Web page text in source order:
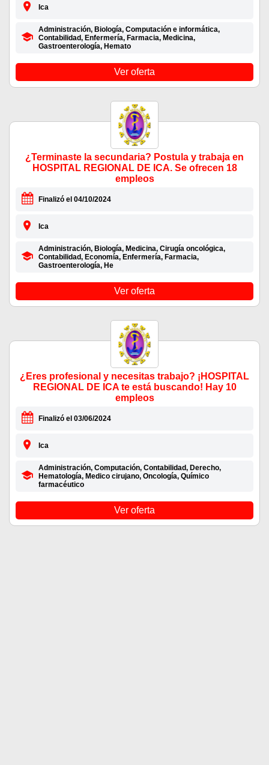
Ica
Administración, Biología, Computación e informática,
Contabilidad, Enfermería, Farmacia, Medicina,
Gastroenterología, Hemato
Ver oferta
¿Terminaste la secundaria? Postula y trabaja en
HOSPITAL REGIONAL DE ICA. Se ofrecen 18
empleos
Finalizó el 04/10/2024
Ica
Administración, Biología, Medicina, Cirugía oncológica,
Contabilidad, Economía, Enfermería, Farmacia,
Gastroenterología, He
Ver oferta
¿Eres profesional y necesitas trabajo? ¡HOSPITAL
REGIONAL DE ICA te está buscando! Hay 10
empleos
Finalizó el 03/06/2024
Ica
Administración, Computación, Contabilidad, Derecho,
Hematología, Medico cirujano, Oncología, Químico
farmacéutico
Ver oferta